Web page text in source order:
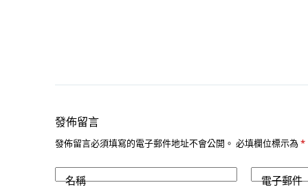
發佈留言
發佈留言必須填寫的電子郵件地址不會公開。 必填欄位標示為 *
名稱 電子郵件